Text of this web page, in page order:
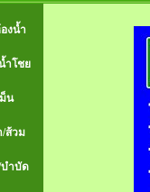
งน้ำ
ำโชย
น
/ส้วม
บำบัด